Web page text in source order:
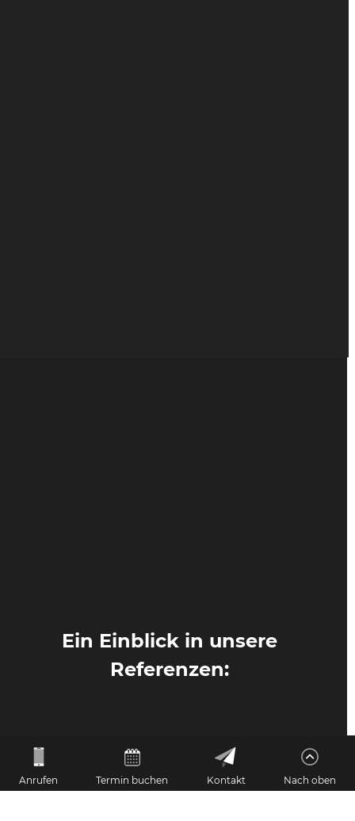
Ein Einblick in unsere
Referenzen:
Anrufen Termin buchen Kontakt Nach oben